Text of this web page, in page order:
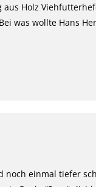
Holz
was wollte Hans
noch einmal tiefer